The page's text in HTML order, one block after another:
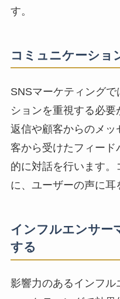
す。
コミュニケーショ
SNSマーケティング
ションを重視する必要
返信や顧客からのメ
客から受けたフィー
的に対話を行います
に、ユーザーの声に耳
インフルエンサー
する
影響力のあるインフ